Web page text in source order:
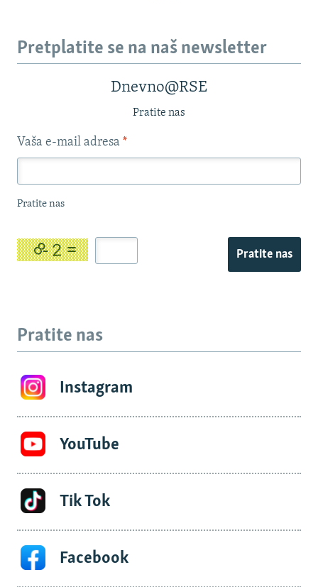
Pretplatite se na naš newsletter
Dnevno@RSE
Pratite nas
Vaša e-mail adresa *
Pratite nas
Pratite nas
Pratite nas
Instagram
YouTube
Tik Tok
Facebook